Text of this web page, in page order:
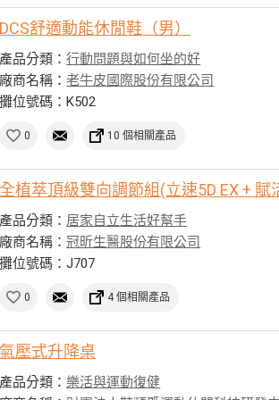
DCS舒適動能休閒鞋（男）
產品分類：行動問題與如何坐的好
廠商名稱：老牛皮國際股份有限公司
攤位號碼：K502
0 10 個相關產品
全植萃頂級雙向調節組(立速5D EX + 賦
產品分類： 居家自立生活好幫手
廠商名稱：冠昕生醫股份有限公司
攤位號碼：J707
0 4 個相關產品
氣壓式升降桌
產品分類：樂活與運動復健